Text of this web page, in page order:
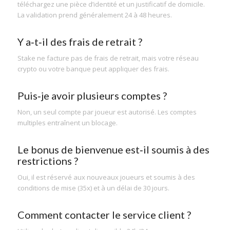
téléchargez une pièce d’identité et un justificatif de domicile.
La validation prend généralement 24 à 48 heures.
Y a‑t‑il des frais de retrait ?
Stake ne facture pas de frais de retrait, mais votre réseau
crypto ou votre banque peut appliquer des frais.
Puis‑je avoir plusieurs comptes ?
Non, un seul compte par joueur est autorisé. Les comptes
multiples entraînent un blocage.
Le bonus de bienvenue est‑il soumis à des
restrictions ?
Oui, il est réservé aux nouveaux joueurs et soumis à des
conditions de mise (35x) et à un délai de 30 jours.
Comment contacter le service client ?